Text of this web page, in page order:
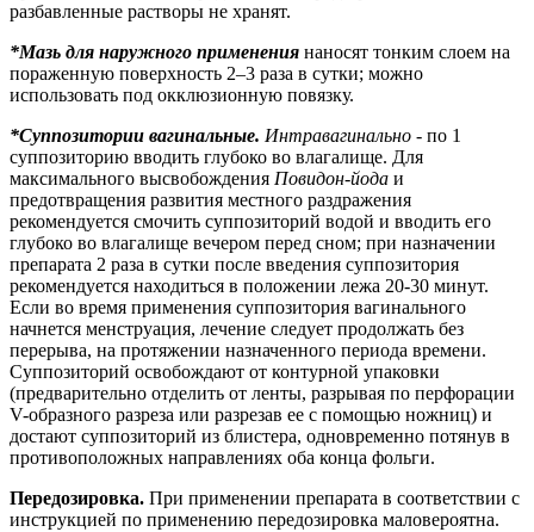
разбавленные растворы не хранят.
*Мазь для наружного применения наносят тонким слоем на
пораженную поверхность 2–3 раза в сутки; можно
использовать под окклюзионную повязку.
*Суппозитории вагинальные. Интравагинально - по 1
суппозиторию вводить глубоко во влагалище. Для
максимального высвобождения Повидон-йода и
предотвращения развития местного раздражения
рекомендуется смочить суппозиторий водой и вводить его
глубоко во влагалище вечером перед сном; при назначении
препарата 2 раза в сутки после введения суппозитория
рекомендуется находиться в положении лежа 20-30 минут.
Если во время применения суппозитория вагинального
начнется менструация, лечение следует продолжать без
перерыва, на протяжении назначенного периода времени.
Суппозиторий освобождают от контурной упаковки
(предварительно отделить от ленты, разрывая по перфорации
V-образного разреза или разрезав ее с помощью ножниц) и
достают суппозиторий из блистера, одновременно потянув в
противоположных направлениях оба конца фольги.
Передозировка. При применении препарата в соответствии с
инструкцией по применению передозировка маловероятна.